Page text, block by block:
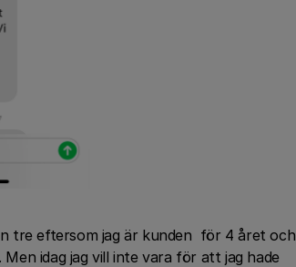
tre eftersom jag är kunden för 4 året och
idag jag vill inte vara för att jag hade